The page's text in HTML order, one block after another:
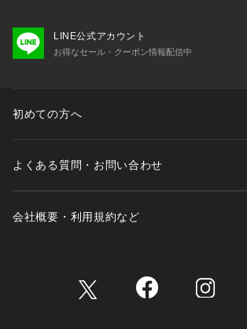
LINE公式アカウント
お得なセール・クーポン情報配信中
初めての方へ
よくある質問・お問い合わせ
会社概要・利用規約など